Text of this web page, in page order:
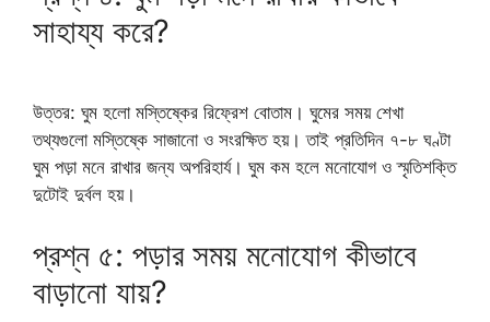
সাহায্য করে?
উত্তর: ঘুম হলো মস্তিষ্কের রিফ্রেশ বোতাম। ঘুমের সময় শেখা
তথ্যগুলো মস্তিষ্কে সাজানো ও সংরক্ষিত হয়। তাই প্রতিদিন ৭-৮ ঘণ্টা
ঘুম পড়া মনে রাখার জন্য অপরিহার্য। ঘুম কম হলে মনোযোগ ও স্মৃতিশক্তি
দুটোই দুর্বল হয়।
প্রশ্ন ৫: পড়ার সময় মনোযোগ কীভাবে
বাড়ানো যায়?